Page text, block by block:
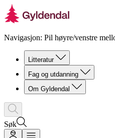
Navigasjon: Pil høyre/venstre
Litteratur
Fag og utdanning
Om Gyldendal
Søk